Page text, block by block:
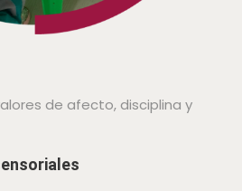
de afecto, disciplina y